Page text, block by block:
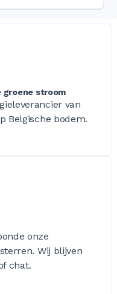
groene stroom
van
Belgische bodem.
onze
Wij blijven
chat.